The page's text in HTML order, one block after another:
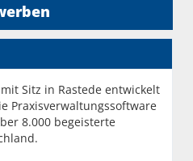
Sitz in Rastede entwickelt
Praxisverwaltungssoftware
8.000 begeisterte